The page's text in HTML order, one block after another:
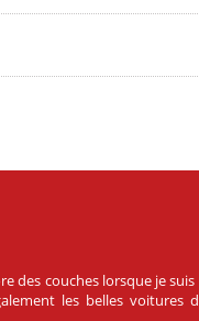
des couches lorsque je
les belles voitures